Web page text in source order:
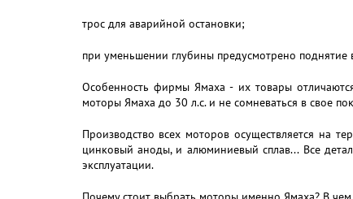
трос для аварийной остановки;
при уменьшении глубины предусмотрено поднятие
Особенность фирмы Ямаха - их товары
моторы Ямаха до 30 л.с. и не сомневаться в свое
Производство всех моторов осуществляется на
цинковый аноды, и алюминиевый сплав... Все
эксплуатации.